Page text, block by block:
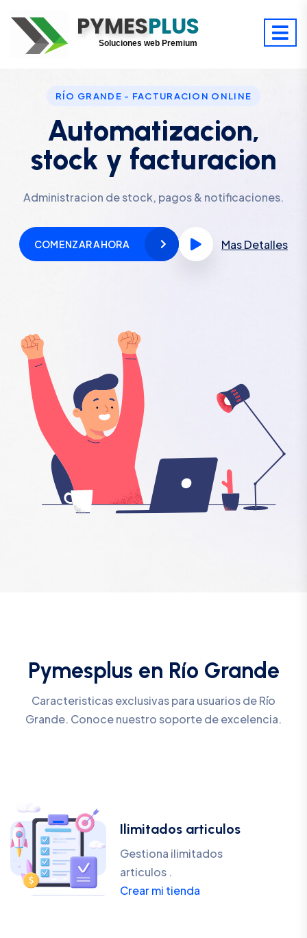
PYMESPLUS
Digitaliza tu éxito
Soluciones web Premium
RÍO GRANDE - FACTURACION ONLINE
Automatizacion,
stock y facturacion
Administracion de stock, pagos & notificaciones.
COMENZAR AHORA Mas Detalles
Pymesplus en Río Grande
Caracteristicas exclusivas para usuarios de Río
Grande. Conoce nuestro soporte de excelencia.
Ilimitados articulos
Gestiona ilimitados
articulos .
Crear mi tienda